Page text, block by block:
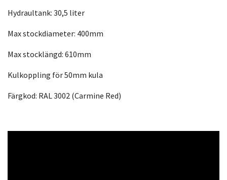
Hydraultank: 30,5 liter
Max stockdiameter: 400mm
Max stocklängd: 610mm
Kulkoppling för 50mm kula
Färgkod: RAL 3002 (Carmine Red)